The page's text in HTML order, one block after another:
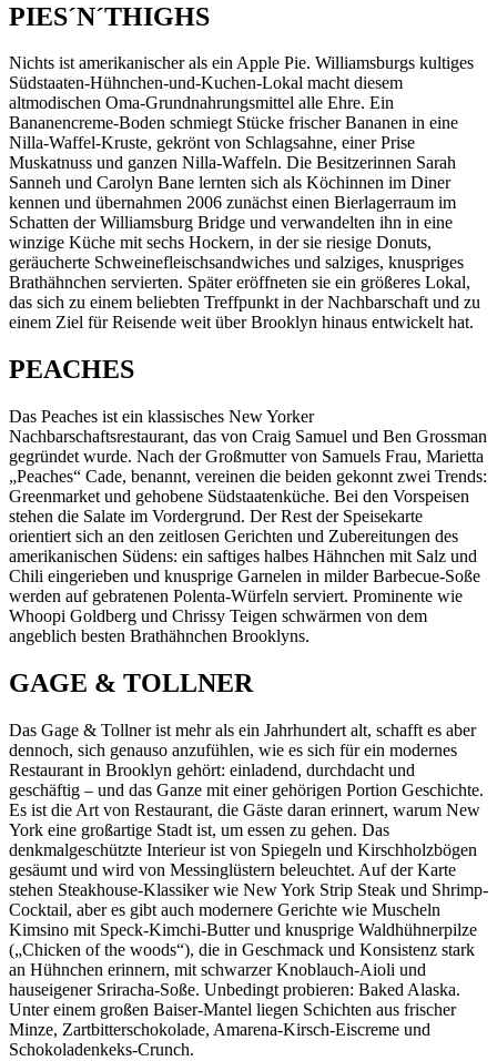
PIES´N´THIGHS
Nichts ist amerikanischer als ein Apple Pie. Williamsburgs kultiges
Südstaaten-Hühnchen-und-Kuchen-Lokal macht diesem
altmodischen Oma-Grundnahrungsmittel alle Ehre. Ein
Bananencreme-Boden schmiegt Stücke frischer Bananen in eine
Nilla-Waffel-Kruste, gekrönt von Schlagsahne, einer Prise
Muskatnuss und ganzen Nilla-Waffeln. Die Besitzerinnen Sarah
Sanneh und Carolyn Bane lernten sich als Köchinnen im Diner
kennen und übernahmen 2006 zunächst einen Bierlagerraum im
Schatten der Williamsburg Bridge und verwandelten ihn in eine
winzige Küche mit sechs Hockern, in der sie riesige Donuts,
geräucherte Schweinefleischsandwiches und salziges, knuspriges
Brathähnchen servierten. Später eröffneten sie ein größeres Lokal,
das sich zu einem beliebten Treffpunkt in der Nachbarschaft und zu
einem Ziel für Reisende weit über Brooklyn hinaus entwickelt hat.
PEACHES
Das Peaches ist ein klassisches New Yorker
Nachbarschaftsrestaurant, das von Craig Samuel und Ben Grossman
gegründet wurde. Nach der Großmutter von Samuels Frau, Marietta
„Peaches“ Cade, benannt, vereinen die beiden gekonnt zwei Trends:
Greenmarket und gehobene Südstaatenküche. Bei den Vorspeisen
stehen die Salate im Vordergrund. Der Rest der Speisekarte
orientiert sich an den zeitlosen Gerichten und Zubereitungen des
amerikanischen Südens: ein saftiges halbes Hähnchen mit Salz und
Chili eingerieben und knusprige Garnelen in milder Barbecue-Soße
werden auf gebratenen Polenta-Würfeln serviert. Prominente wie
Whoopi Goldberg und Chrissy Teigen schwärmen von dem
angeblich besten Brathähnchen Brooklyns.
GAGE & TOLLNER
Das Gage & Tollner ist mehr als ein Jahrhundert alt, schafft es aber
dennoch, sich genauso anzufühlen, wie es sich für ein modernes
Restaurant in Brooklyn gehört: einladend, durchdacht und
geschäftig – und das Ganze mit einer gehörigen Portion Geschichte.
Es ist die Art von Restaurant, die Gäste daran erinnert, warum New
York eine großartige Stadt ist, um essen zu gehen. Das
denkmalgeschützte Interieur ist von Spiegeln und Kirschholzbögen
gesäumt und wird von Messinglüstern beleuchtet. Auf der Karte
stehen Steakhouse-Klassiker wie New York Strip Steak und Shrimp-
Cocktail, aber es gibt auch modernere Gerichte wie Muscheln
Kimsino mit Speck-Kimchi-Butter und knusprige Waldhühnerpilze
(„Chicken of the woods“), die in Geschmack und Konsistenz stark
an Hühnchen erinnern, mit schwarzer Knoblauch-Aioli und
hauseigener Sriracha-Soße. Unbedingt probieren: Baked Alaska.
Unter einem großen Baiser-Mantel liegen Schichten aus frischer
Minze, Zartbitterschokolade, Amarena-Kirsch-Eiscreme und
Schokoladenkeks-Crunch.